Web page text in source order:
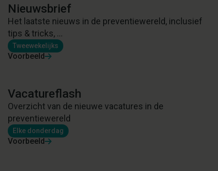
Nieuwsbrief
Het laatste nieuws in de preventiewereld, inclusief
tips & tricks, ...
Tweewekelijks
Voorbeeld
Vacatureflash
Overzicht van de nieuwe vacatures in de
preventiewereld
Elke donderdag
Voorbeeld